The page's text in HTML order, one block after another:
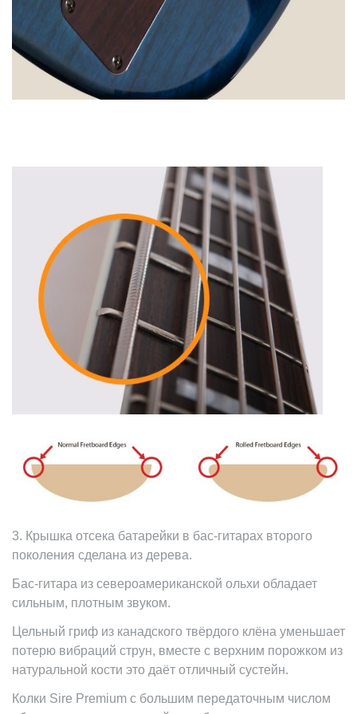
3. Крышка отсека батарейки в бас-гитарах второго
поколения сделана из дерева.
Бас-гитара из североамериканской ольхи обладает
сильным, плотным звуком.
Цельный гриф из канадского твёрдого клёна уменьшает
потерю вибраций струн, вместе с верхним порожком из
натуральной кости это даёт отличный сустейн.
Колки Sire Premium с большим передаточным числом